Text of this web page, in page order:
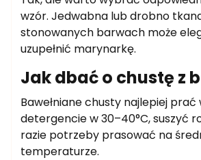
wzór. Jedwabna lub drobno
stonowanych barwach może
uzupełnić marynarkę.
Jak dbać o chustę z
Bawełniane chusty najlepiej prać
detergencie w 30–40°C, suszyć
razie potrzeby prasować na
temperaturze.